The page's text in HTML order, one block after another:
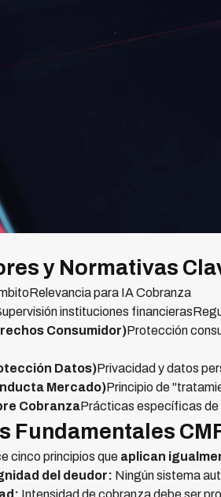
y Normativas
para IA Cobranza
instituciones
Consumidor)Protección
Datos)Privacidad y datos
Mercado)Principio de
CobranzaPrácticas específicas
Fundamentales
cinco principios que aplican
del deudor: Ningún sistema
Intensidad de cobranza debe ser